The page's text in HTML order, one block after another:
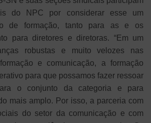
do NPC por considerar esse um
de formação, tanto para as e os
para diretores e diretoras. “Em um
robustas e muito velozes nas
e comunicação, a formação
para que possamos fazer ressoar
o conjunto da categoria e para
mais amplo. Por isso, a parceria com
do setor da comunicação e com